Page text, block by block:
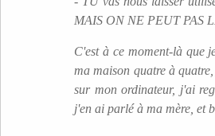
MAIS ON NE PEUT PAS
C'est à ce moment-là que
ma maison quatre à
sur mon ordinateur, j'ai
j'en ai parlé à ma mère, et